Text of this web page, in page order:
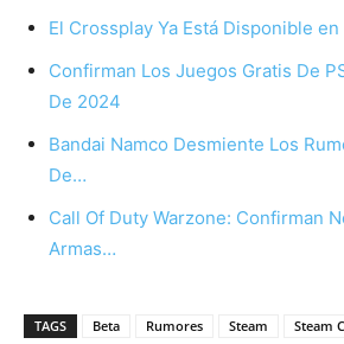
El Crossplay Ya Está Disponible
Confirman Los Juegos Gratis De
De 2024
Bandai Namco Desmiente Los
De…
Call Of Duty Warzone: Confirman
Armas…
TAGS Beta Rumores Steam Steam